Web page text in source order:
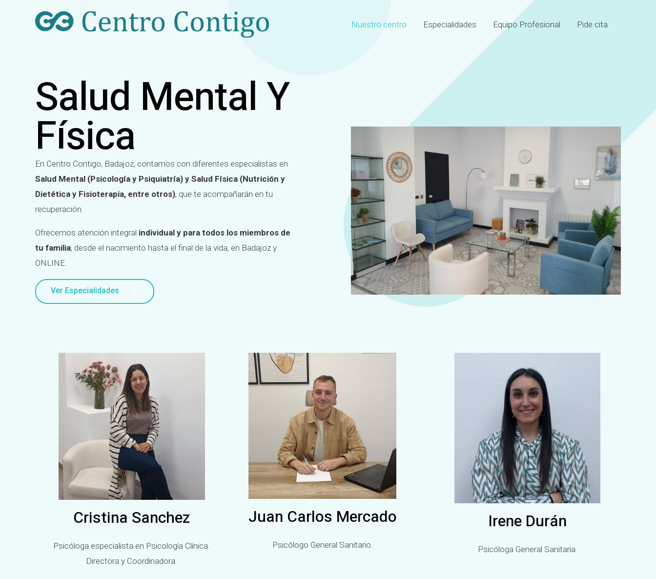
Nuestro centro Especialidades Equipo Profesional Pide cita
Salud Mental Y
Física
En Centro Contigo, Badajoz, contamos con diferentes especialistas en
Salud Mental (Psicología y Psiquiatría) y Salud Física (Nutrición y
Dietética y Fisioterapia, entre otros), que te acompañarán en tu
recuperación.
Ofrecemos atención integral individual y para todos los miembros de
tu familia, desde el nacimiento hasta el final de la vida, en Badajoz y
ONLINE.
Ver Especialidades
Cristina Sanchez
Psicóloga especialista en Psicología Clínica.
Directora y Coordinadora.
Juan Carlos Mercado
Psicólogo General Sanitario.
Irene Durán
Psicóloga General Sanitaria.